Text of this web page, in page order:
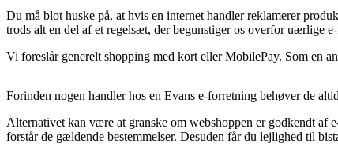
Du må blot huske på, at hvis en internet handler reklamerer
trods alt en del af et regelsæt, der begunstiger os overfor uærlige
Vi foreslår generelt shopping med kort eller MobilePay. Som en
Forinden nogen handler hos en Evans e-forretning behøver de
Alternativet kan være at granske om webshoppen er godkendt
forstår de gældende bestemmelser. Desuden får du lejlighed til